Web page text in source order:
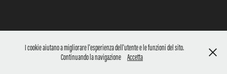
I cookie aiutano a migliorare l'esperienza dell'utente e le funzioni del sito.
Continuando la navigazione
Accetta